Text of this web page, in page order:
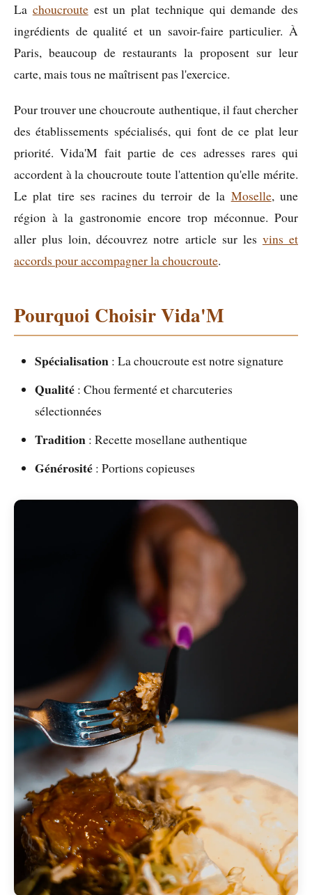
La choucrouteest un plat technique qui demande des
ingrédients de qualité et un savoir-faire particulier. À
Paris, beaucoup de restaurants la proposent sur leur
carte, mais tous ne maîtrisent pas l'exercice.
Pour trouver une choucroute authentique, il faut chercher
des établissements spécialisés, qui font de ce plat leur
priorité. Vida'M fait partie de ces adresses rares qui
accordent à la choucroute toute l'attention qu'elle mérite.
Le plat tire ses racines du terroir de la Moselle, une
région à la gastronomie encore trop méconnue. Pour
aller plus loin, découvrez notre article sur les vins et
accords pour accompagner la choucroute.
Pourquoi Choisir Vida'M
Spécialisation : La choucroute est notre signature
Qualité : Chou fermenté et charcuteries
sélectionnées
Tradition : Recette mosellane authentique
Générosité : Portions copieuses